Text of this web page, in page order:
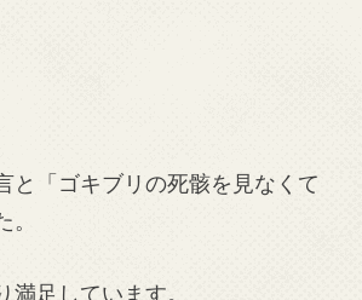
と「ゴキブリの死骸を見なくて
足しています。